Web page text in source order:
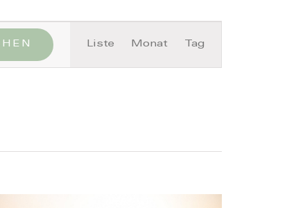
Veranstaltung
Ansichten-
Liste Monat Tag